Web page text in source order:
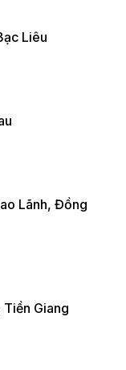
Liêu
Lãnh, Đồng
Tiền Giang